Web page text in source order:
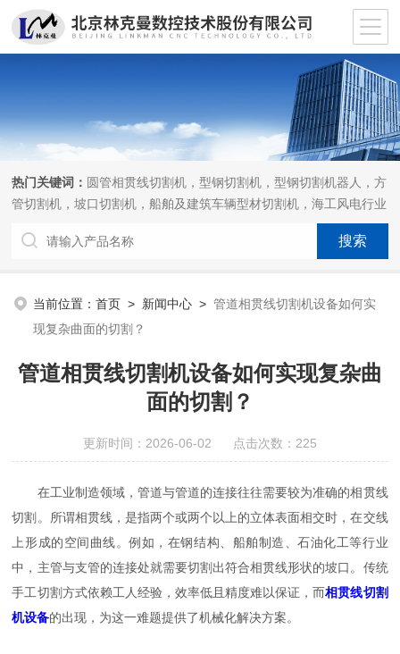
热门关键词： 圆管相贯线切割机，型钢切割机，型钢切割机器人，方
管切割机，坡口切割机，船舶及建筑车辆型材切割机，海工风电行业
当前位置：首页 > 新闻中心 >管道相贯线切割机设备如何实
现复杂曲面的切割？
管道相贯线切割机设备如何实现复杂曲
面的切割？
更新时间：2026-06-02 点击次数：225
在工业制造领域，管道与管道的连接往往需要较为准确的相贯线
切割。所谓相贯线，是指两个或两个以上的立体表面相交时，在交线
上形成的空间曲线。例如，在钢结构、船舶制造、石油化工等行业
中，主管与支管的连接处就需要切割出符合相贯线形状的坡口。传统
手工切割方式依赖工人经验，效率低且精度难以保证，而相贯线切割
机设备的出现，为这一难题提供了机械化解决方案。